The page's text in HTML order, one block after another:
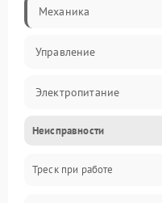
Механика
Управление
Электропитание
Нагрев
Неисправности
Треск при работе